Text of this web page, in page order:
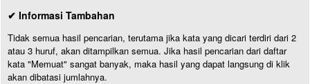
✔ Informasi Tambahan
Tidak semua hasil pencarian, terutama jika kata yang dicari terdiri dari 2
atau 3 huruf, akan ditampilkan semua. Jika hasil pencarian dari daftar
kata "Memuat" sangat banyak, maka hasil yang dapat langsung di klik
akan dibatasi jumlahnya.